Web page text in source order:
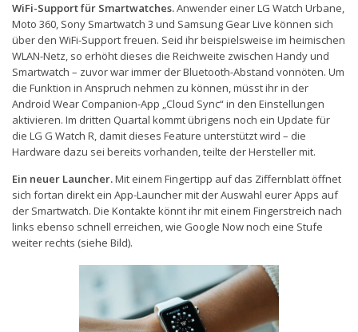
WiFi-Support für Smartwatches.Anwender einer LG Watch Urbane,
Moto 360, Sony Smartwatch 3 und Samsung Gear Live können sich
über den WiFi-Support freuen. Seid ihr beispielsweise im heimischen
WLAN-Netz, so erhöht dieses die Reichweite zwischen Handy und
Smartwatch – zuvor war immer der Bluetooth-Abstand vonnöten. Um
die Funktion in Anspruch nehmen zu können, müsst ihr in der
Android Wear Companion-App „Cloud Sync“ in den Einstellungen
aktivieren. Im dritten Quartal kommt übrigens noch ein Update für
die LG G Watch R, damit dieses Feature unterstützt wird – die
Hardware dazu sei bereits vorhanden, teilte der Hersteller mit.
Ein neuer Launcher.Mit einem Fingertipp auf das Ziffernblatt öffnet
sich fortan direkt ein App-Launcher mit der Auswahl eurer Apps auf
der Smartwatch. Die Kontakte könnt ihr mit einem Fingerstreich nach
links ebenso schnell erreichen, wie Google Now noch eine Stufe
weiter rechts (siehe Bild).